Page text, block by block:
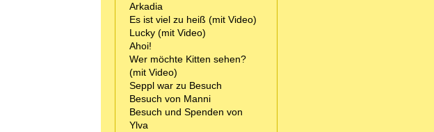
Arkadia
Es ist viel zu heiß (mit Video)
Lucky (mit Video)
Ahoi!
Wer möchte Kitten sehen?
(mit Video)
Seppl war zu Besuch
Besuch von Manni
Besuch und Spenden von
Ylva